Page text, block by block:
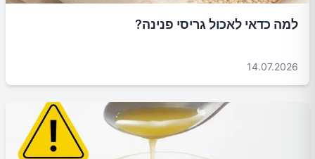
למה כדאי לאכול גריסי פנינה?
14.07.2026